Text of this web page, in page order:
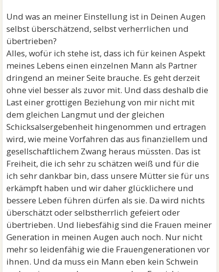
Und was an meiner Einstellung ist in Deinen Augen
selbst überschätzend, selbst verherrlichen und
übertrieben?
Alles, wofür ich stehe ist, dass ich für keinen Aspekt
meines Lebens einen einzelnen Mann als Partner
dringend an meiner Seite brauche. Es geht derzeit
ohne viel besser als zuvor mit. Und dass deshalb die
Last einer grottigen Beziehung von mir nicht mit
dem gleichen Langmut und der gleichen
Schicksalsergebenheit hingenommen und ertragen
wird, wie meine Vorfahren das aus finanziellem und
gesellschaftlichem Zwang heraus müssten. Das ist
Freiheit, die ich sehr zu schätzen weiß und für die
ich sehr dankbar bin, dass unsere Mütter sie für uns
erkämpft haben und wir daher glücklichere und
bessere Leben führen dürfen als sie. Da wird nichts
überschätzt oder selbstherrlich gefeiert oder
übertrieben. Und liebesfähig sind die Frauen meiner
Generation in meinen Augen auch noch. Nur nicht
mehr so leidenfähig wie die Frauengenerationen vor
ihnen. Und da muss ein Mann eben kein Schwein